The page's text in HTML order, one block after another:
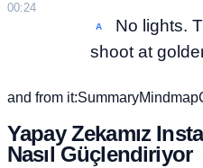
00:24
A
No lights.
shoot at
and from it:SummaryMindmap
Yapay Zekamız
Nasıl Güçlendiriyor